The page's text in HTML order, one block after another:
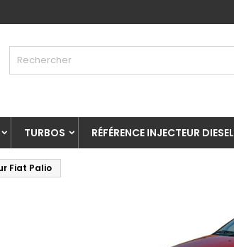
TURBOS RÉFÉRENCE INJECTEUR DIESEL
Fiat Palio